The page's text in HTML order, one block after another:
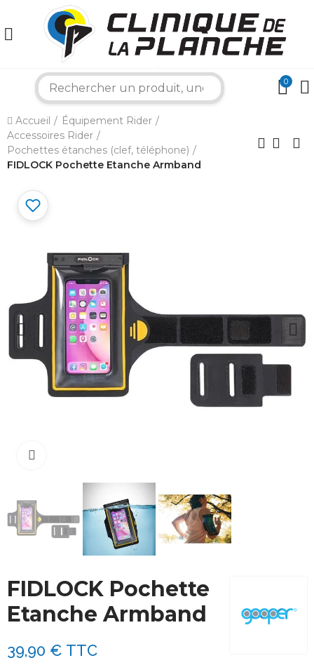
0
Accueil
Équipement Rider
Accessoires Rider
Pochettes étanches (clef, téléphone)
FIDLOCK Pochette Etanche Armband
FIDLOCK Pochette
Etanche Armband
39,90 € TTC
×
Bonjour ! Je suis votre expert nautique.
Comment puis-je vous aider aujourd'hui ?